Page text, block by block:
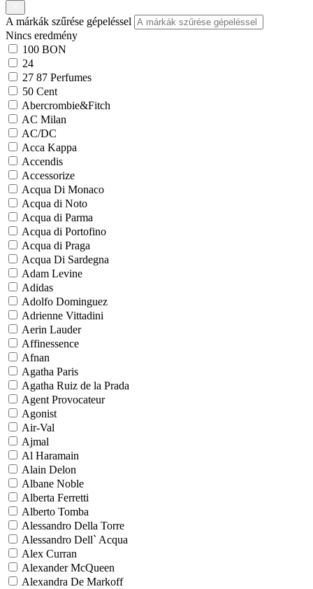
A márkák szűrése gépeléssel
Nincs eredmény
100 BON
24
27 87 Perfumes
50 Cent
Abercrombie&Fitch
AC Milan
AC/DC
Acca Kappa
Accendis
Accessorize
Acqua Di Monaco
Acqua di Noto
Acqua di Parma
Acqua di Portofino
Acqua di Praga
Acqua Di Sardegna
Adam Levine
Adidas
Adolfo Dominguez
Adrienne Vittadini
Aerin Lauder
Affinessence
Afnan
Agatha Paris
Agatha Ruiz de la Prada
Agent Provocateur
Agonist
Air-Val
Ajmal
Al Haramain
Alain Delon
Albane Noble
Alberta Ferretti
Alberto Tomba
Alessandro Della Torre
Alessandro Dell` Acqua
Alex Curran
Alexander McQueen
Alexandra De Markoff